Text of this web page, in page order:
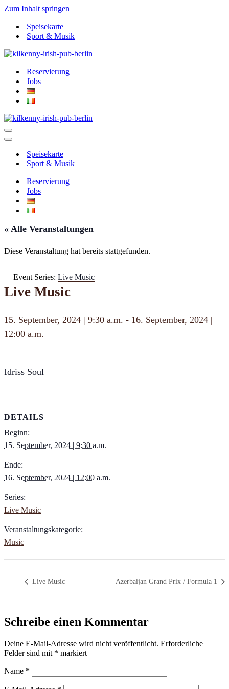
Zum Inhalt springen
Speisekarte
Sport & Musik
Reservierung
Jobs
Navigationsmenü
Navigationsmenü
Speisekarte
Sport & Musik
Reservierung
Jobs
« Alle Veranstaltungen
Diese Veranstaltung hat bereits stattgefunden.
Event Series: Live Music
Live Music
15. September, 2024 | 9:30 a.m. - 16. September, 2024 |
12:00 a.m.
Idriss Soul
DETAILS
Beginn:
15. September, 2024 | 9:30 a.m.
Ende:
16. September, 2024 | 12:00 a.m.
Series:
Live Music
Veranstaltungskategorie:
Music
Live Music Azerbaijan Grand Prix / Formula 1
Schreibe einen Kommentar
Deine E-Mail-Adresse wird nicht veröffentlicht. Erforderliche
Felder sind mit * markiert
Name *